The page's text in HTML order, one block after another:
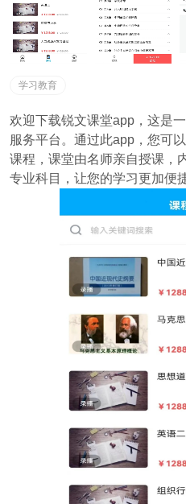
学习教育
欢迎下载锐文课堂app，这是
服务平台。通过此app，您可
课程，课堂由名师亲自授课，
专业科目，让您的学习更加便捷